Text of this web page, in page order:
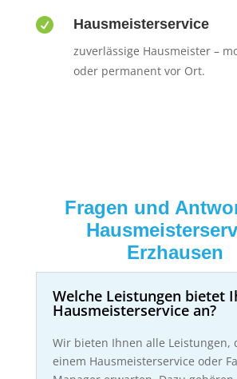
 Hausmeisterservice
zuverlässige Hausmeister –
oder permanent vor Ort.
Fragen und
Erzhausen
Welche Leistungen bietet
Hausmeisterservice an?
Wir bieten Ihnen alle Leistungen,
einem Hausmeisterservice oder